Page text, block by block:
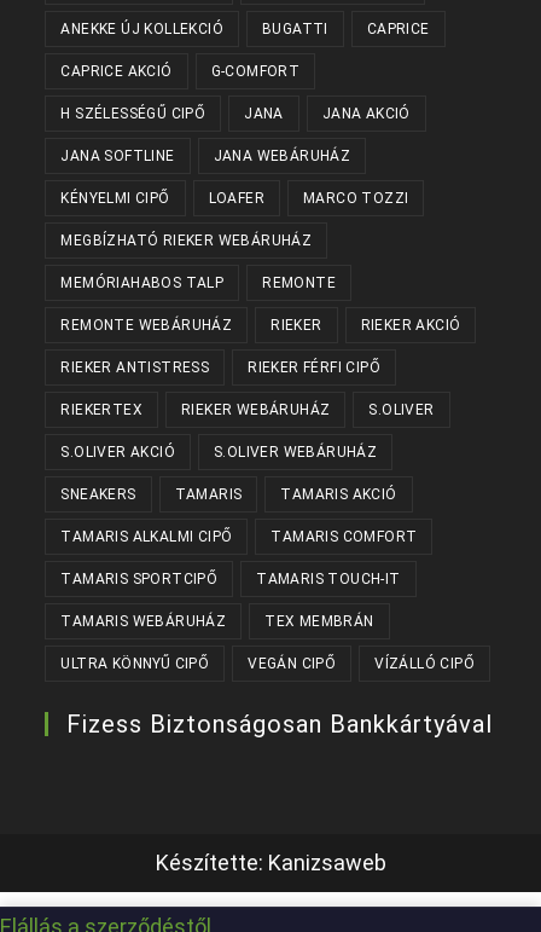
ANEKKE ÚJ KOLLEKCIÓ BUGATTI CAPRICE
CAPRICE AKCIÓ G-COMFORT
H SZÉLESSÉGŰ CIPŐ JANA JANA AKCIÓ
JANA SOFTLINE JANA WEBÁRUHÁZ
KÉNYELMI CIPŐ LOAFER MARCO TOZZI
MEGBÍZHATÓ RIEKER WEBÁRUHÁZ
MEMÓRIAHABOS TALP REMONTE
REMONTE WEBÁRUHÁZ RIEKER RIEKER AKCIÓ
RIEKER ANTISTRESS RIEKER FÉRFI CIPŐ
RIEKERTEX RIEKER WEBÁRUHÁZ S.OLIVER
S.OLIVER AKCIÓ S.OLIVER WEBÁRUHÁZ
SNEAKERS TAMARIS TAMARIS AKCIÓ
TAMARIS ALKALMI CIPŐ TAMARIS COMFORT
TAMARIS SPORTCIPŐ TAMARIS TOUCH-IT
TAMARIS WEBÁRUHÁZ TEX MEMBRÁN
ULTRA KÖNNYŰ CIPŐ VEGÁN CIPŐ VÍZÁLLÓ CIPŐ
Fizess Biztonságosan Bankkártyával
Készítette: Kanizsaweb
Elállás a szerződéstől